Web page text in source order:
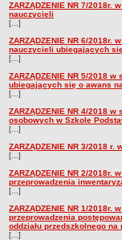
ZARZĄDZENIE NR 7/2018r.
nauczycieli
[...]
ZARZĄDZENIE NR 6/2018r.
nauczycieli ubiegających
[...]
ZARZĄDZENIE NR 5/2018
ubiegających się o awans
[...]
ZARZĄDZENIE NR 4/2018
osobowych w Szkole
[...]
ZARZĄDZENIE NR 3/2018
[...]
ZARZĄDZENIE NR 2/
przeprowadzenia
[...]
ZARZĄDZENIE NR 1/2018r.
przeprowadzenia
oddziału przedszkolnego
[...]